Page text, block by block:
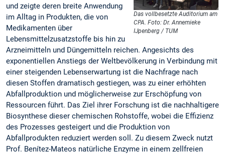
Das vollbesetzte Auditorium am
CPA. Foto: Dr. Annemieke
IJpenberg / TUM
und zeigte deren breite Anwendung
im Alltag in Produkten, die von
Medikamenten über
Lebensmittelzusatzstoffe bis hin zu
Arzneimitteln und Düngemitteln reichen. Angesichts des
exponentiellen Anstiegs der Weltbevölkerung in Verbindung mit
einer steigenden Lebenserwartung ist die Nachfrage nach
diesen Stoffen dramatisch gestiegen, was zu einer erhöhten
Abfallproduktion und möglicherweise zur Erschöpfung von
Ressourcen führt. Das Ziel ihrer Forschung ist die nachhaltigere
Biosynthese dieser chemischen Rohstoffe, wobei die Effizienz
des Prozesses gesteigert und die Produktion von
Abfallprodukten reduziert werden soll. Zu diesem Zweck nutzt
Prof. Benítez-Mateos natürliche Enzyme in einem zellfreien